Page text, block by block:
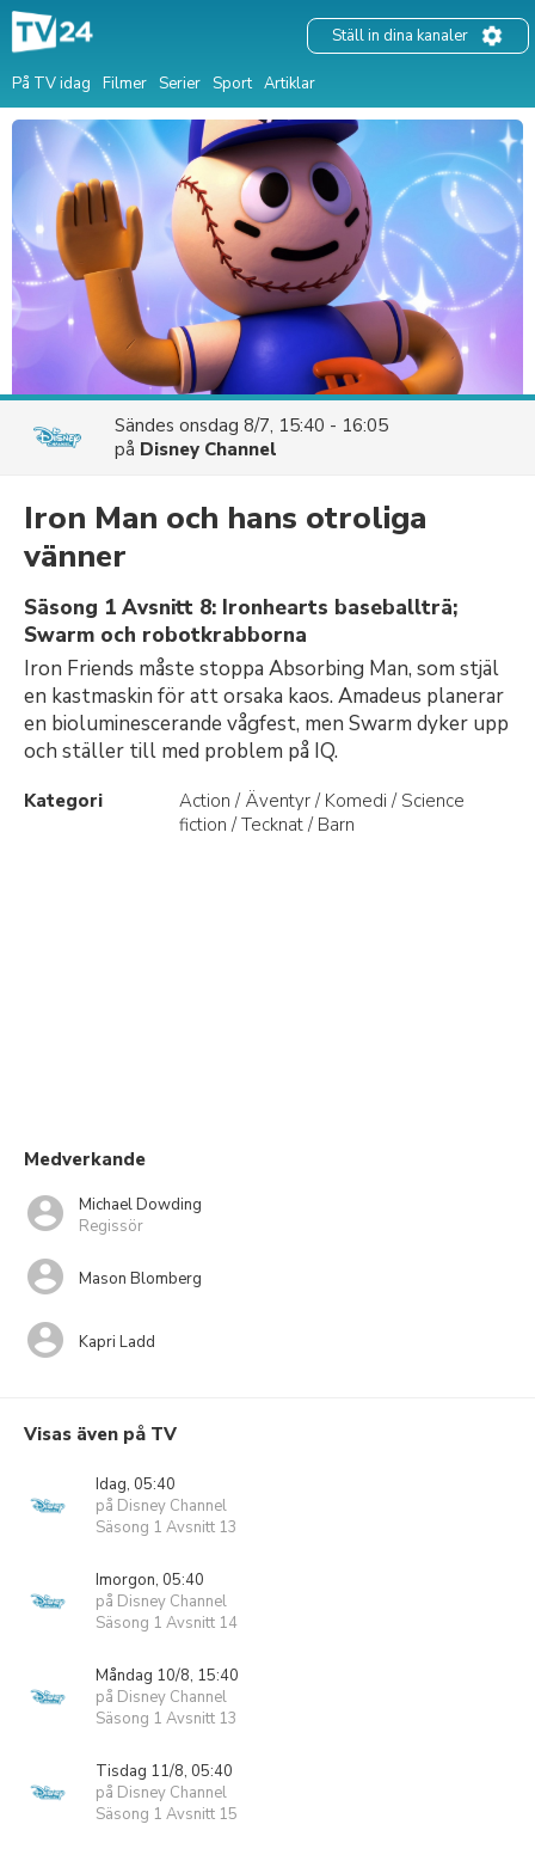
På TV idag Filmer Serier Sport Artiklar
Ställ in dina kanaler
Sändes onsdag 8/7, 15:40 - 16:05
på Disney Channel
Iron Man och hans otroliga
vänner
Säsong 1 Avsnitt 8: Ironhearts baseballträ;
Swarm och robotkrabborna
Iron Friends måste stoppa Absorbing Man, som stjäl
en kastmaskin för att orsaka kaos. Amadeus planerar
en bioluminescerande vågfest, men Swarm dyker upp
och ställer till med problem på IQ.
Kategori
Action / Äventyr / Komedi / Science
fiction / Tecknat / Barn
Medverkande
Michael Dowding
Regissör
Mason Blomberg
Kapri Ladd
Visas även på TV
Idag, 05:40
på Disney Channel
Säsong 1 Avsnitt 13
Imorgon, 05:40
på Disney Channel
Säsong 1 Avsnitt 14
Måndag 10/8, 15:40
på Disney Channel
Säsong 1 Avsnitt 13
Tisdag 11/8, 05:40
på Disney Channel
Säsong 1 Avsnitt 15